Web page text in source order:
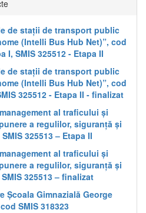
de stații de transport public
(Intelli Bus Hub Net)”, cod
I, SMIS 325512 - Etapa II
de stații de transport public
(Intelli Bus Hub Net)”, cod
325512 - Etapa II - finalizat
al traficului și
a regulilor, siguranță și
325513 – Etapa II
al traficului și
a regulilor, siguranță și
325513 – finalizat
Școala Gimnazială George
SMIS 318323